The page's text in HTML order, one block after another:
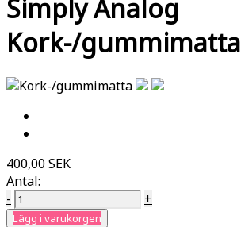
Simply Analog
Kork-/gummimatta
400,00 SEK
Antal:
-
+
Lägg i varukorgen